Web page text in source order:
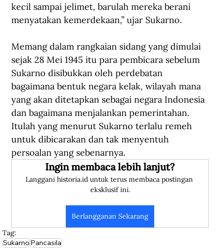
kecil sampai jelimet, barulah mereka berani
menyatakan kemerdekaan,” ujar Sukarno.
Memang dalam rangkaian sidang yang dimulai
sejak 28 Mei 1945 itu para pembicara sebelum
Sukarno disibukkan oleh perdebatan
bagaimana bentuk negara kelak, wilayah mana
yang akan ditetapkan sebagai negara Indonesia
dan bagaimana menjalankan pemerintahan.
Itulah yang menurut Sukarno terlalu remeh
untuk dibicarakan dan tak menyentuh
persoalan yang sebenarnya.
Ingin membaca lebih lanjut?
Langgani historia.id untuk terus membaca postingan
eksklusif ini.
Berlangganan Sekarang
Tag:
SukarnoPancasila